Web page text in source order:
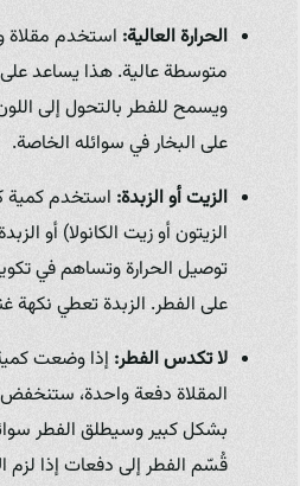
الحرارة العالية:استخدم مقلاة
متوسطة عالية. هذا يساعد على
ويسمح للفطر بالتحول إلى
على البخار في سوائله الخاصة.
الزيت أو الزبدة:استخدم كمية
الزيتون أو زيت الكانولا) أو
توصيل الحرارة وتساهم في
على الفطر. الزبدة تعطي نكهة
لا تكدس الفطر:إذا وضعت
المقلاة دفعة واحدة، ستنخفض
بشكل كبير وسيطلق الفطر
قُسّم الفطر إلى دفعات إذا لزم